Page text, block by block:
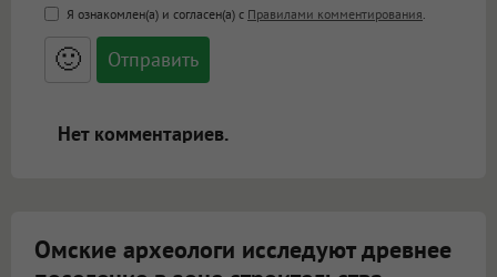
<b>, <strong>, <u>, <i>, <em>, <s>, <big>,
<small>, <sup>, <sub>, <pre>, <ul>, <ol>, <li>,
<blockquote>, <code> экранирует HTML,
адреса URL автоматически становятся
ссылками, и [img]адрес[/img] будет
Я ознакомлен(а) и согласен(а) с Правилами комментирования
🙂
Нет комментариев.
Омские археологи исследуют древнее